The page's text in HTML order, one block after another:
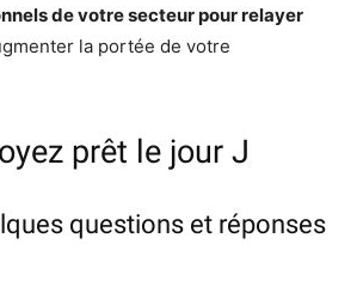
de votre secteur pour relayer
la portée de votre
prêt le jour J
questions et réponses